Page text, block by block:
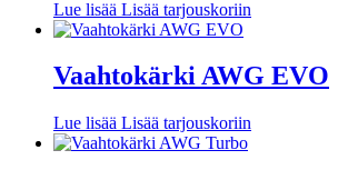
Lue lisää Lisää tarjouskoriin
Vaahtokärki AWG EVO
Lue lisää Lisää tarjouskoriin